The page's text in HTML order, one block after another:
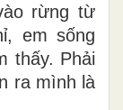
rừng từ
em sống
thấy. Phải
ra mình là